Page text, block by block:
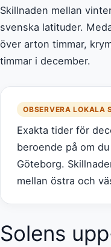
Skillnaden mellan
svenska latituder.
över arton timmar,
timmar i december.
OBSERVERA LOKALA
Exakta tider för
beroende på om
Göteborg.
mellan östra och
Solens